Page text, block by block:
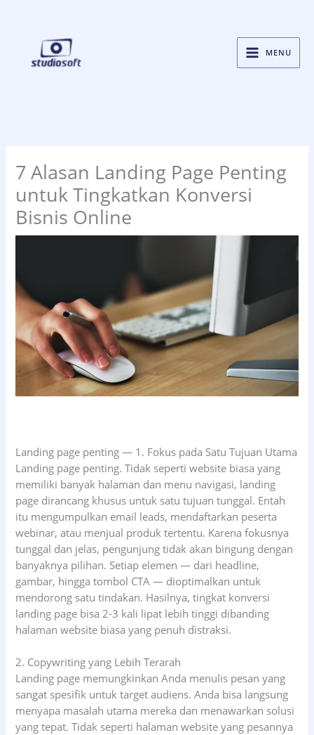
MENU
7 Alasan Landing Page Penting
untuk Tingkatkan Konversi
Bisnis Online
Landing page penting — 1. Fokus pada Satu Tujuan Utama
Landing page penting. Tidak seperti website biasa yang
memiliki banyak halaman dan menu navigasi, landing
page dirancang khusus untuk satu tujuan tunggal. Entah
itu mengumpulkan email leads, mendaftarkan peserta
webinar, atau menjual produk tertentu. Karena fokusnya
tunggal dan jelas, pengunjung tidak akan bingung dengan
banyaknya pilihan. Setiap elemen — dari headline,
gambar, hingga tombol CTA — dioptimalkan untuk
mendorong satu tindakan. Hasilnya, tingkat konversi
landing page bisa 2-3 kali lipat lebih tinggi dibanding
halaman website biasa yang penuh distraksi.
2. Copywriting yang Lebih Terarah
Landing page memungkinkan Anda menulis pesan yang
sangat spesifik untuk target audiens. Anda bisa langsung
menyapa masalah utama mereka dan menawarkan solusi
yang tepat. Tidak seperti halaman website yang pesannya